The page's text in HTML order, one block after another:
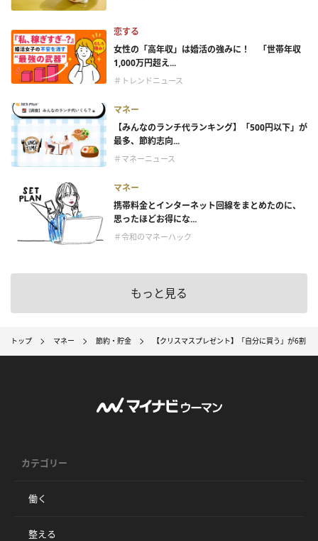
恋する
女性の「高年収」は婚活の強みに！ 「世帯年収
1,000万円超え...
＃トレンドニュース
マネー
【みんなのランチ代ランキング】「500円以下」が
最多、節約志向...
＃マネーニュース
マネー
携帯料金とインターネット回線をまとめたのに、
思ったほどお得にな...
＃令和のマネーハック
もっと見る
トップ マネー 節約・貯金 【クリスマスプレゼント】「⾃分に買う」が6割
カテゴリー
働く
整える